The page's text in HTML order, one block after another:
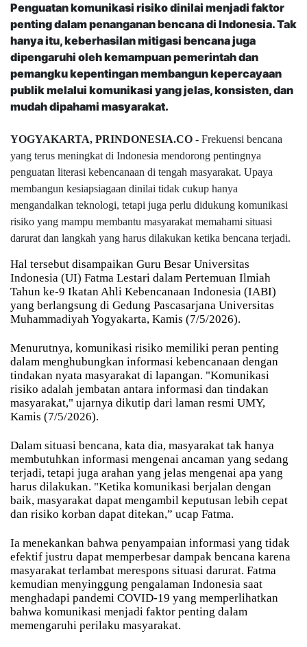
Penguatan komunikasi risiko dinilai menjadi faktor
penting dalam penanganan bencana di Indonesia. Tak
hanya itu, keberhasilan mitigasi bencana juga
dipengaruhi oleh kemampuan pemerintah dan
pemangku kepentingan membangun kepercayaan
publik melalui komunikasi yang jelas, konsisten, dan
mudah dipahami masyarakat.
YOGYAKARTA, PRINDONESIA.CO - Frekuensi bencana
yang terus meningkat di Indonesia mendorong pentingnya
penguatan literasi kebencanaan di tengah masyarakat. Upaya
membangun kesiapsiagaan dinilai tidak cukup hanya
mengandalkan teknologi, tetapi juga perlu didukung komunikasi
risiko yang mampu membantu masyarakat memahami situasi
darurat dan langkah yang harus dilakukan ketika bencana terjadi.
Hal tersebut disampaikan Guru Besar Universitas
Indonesia (UI) Fatma Lestari dalam Pertemuan Ilmiah
Tahun ke-9 Ikatan Ahli Kebencanaan Indonesia (IABI)
yang berlangsung di Gedung Pascasarjana Universitas
Muhammadiyah Yogyakarta, Kamis (7/5/2026).
Menurutnya, komunikasi risiko memiliki peran penting
dalam menghubungkan informasi kebencanaan dengan
tindakan nyata masyarakat di lapangan. "Komunikasi
risiko adalah jembatan antara informasi dan tindakan
masyarakat," ujarnya dikutip dari laman resmi UMY,
Kamis (7/5/2026).
Dalam situasi bencana, kata dia, masyarakat tak hanya
membutuhkan informasi mengenai ancaman yang sedang
terjadi, tetapi juga arahan yang jelas mengenai apa yang
harus dilakukan. "Ketika komunikasi berjalan dengan
baik, masyarakat dapat mengambil keputusan lebih cepat
dan risiko korban dapat ditekan,” ucap Fatma.
Ia menekankan bahwa penyampaian informasi yang tidak
efektif justru dapat memperbesar dampak bencana karena
masyarakat terlambat merespons situasi darurat. Fatma
kemudian menyinggung pengalaman Indonesia saat
menghadapi pandemi COVID-19 yang memperlihatkan
bahwa komunikasi menjadi faktor penting dalam
memengaruhi perilaku masyarakat.